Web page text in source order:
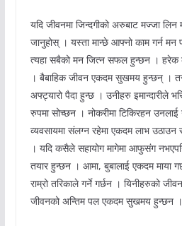
यदि जीवनमा जिन्दगीको अरुबाट मज्जा
जानुहोस् । यस्ता मान्छे आफ्नो काम गर्न मन
त्यहा सबैको मन जित्न सफल हुन्छन । हरेक
। बैबाहिक जीवन एकदम सुखमय हुन्छन् । तर
अफ्ट्यारो पैदा हुन्छ । उनीहरु इमान्दारीले
रुपमा सोच्छन । नोकरीमा टिकिरहन उनलाई
व्यवसायमा संलग्न रहेमा एकदम लाभ
। यदि कसैले सहायोग मागेमा आफुसंग
तयार हुन्छन । आमा, बुबालाई एकदम माया
राम्रो तरिकाले गर्ने गर्छन । यिनीहरुको
जीवनको अन्तिम पल एकदम सुखमय हुन्छन ।